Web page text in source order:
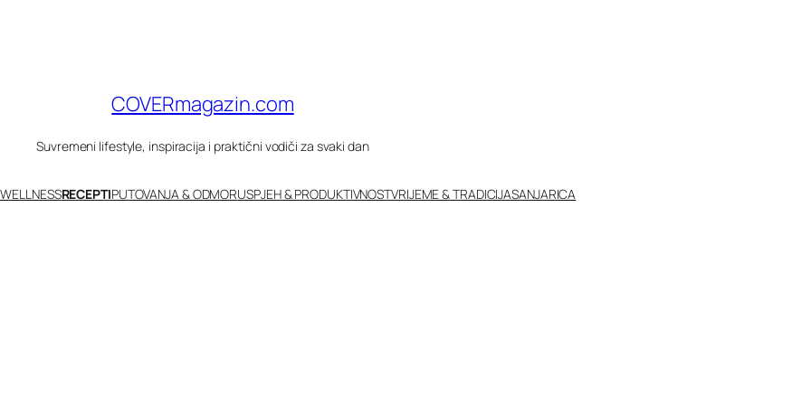
COVERmagazin.com
Suvremeni lifestyle, inspiracija i praktični vodiči za svaki dan
RECEPTIPUTOVANJA & ODMORUSPJEH & PRODUKTIVNOSTVRIJEME & TRADICIJASANJARICA